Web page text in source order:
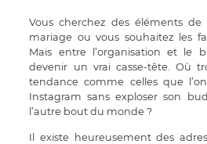
Vous cherchez des éléments
mariage ou vous souhaitez les
Mais entre l’organisation et le
devenir un vrai casse-tête. Où
tendance comme celles que
Instagram sans exploser son
l’autre bout du monde ?
Il existe heureusement des